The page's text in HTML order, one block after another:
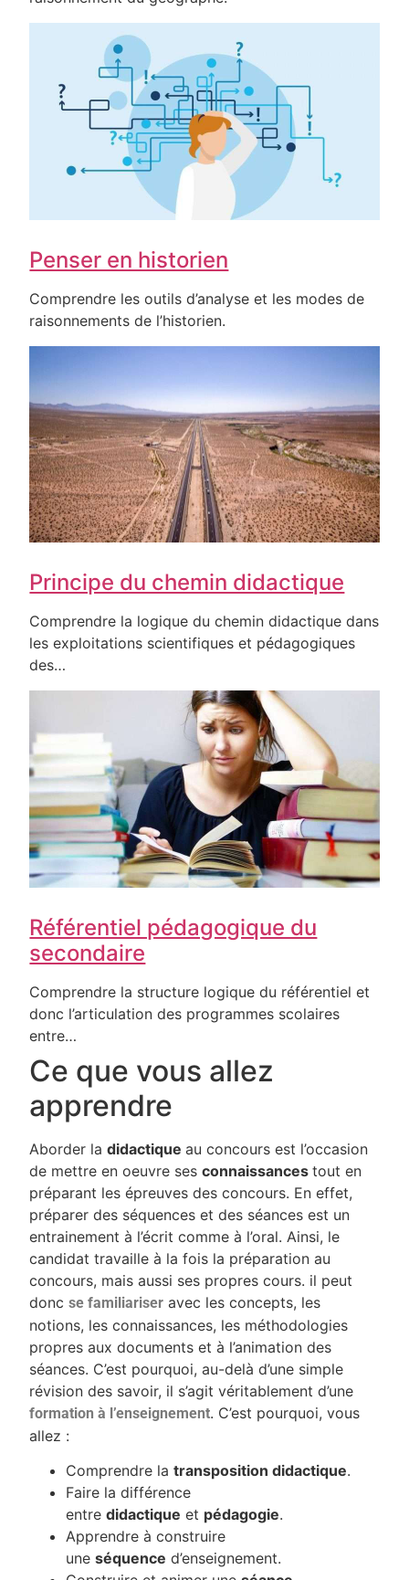
Penser en historien
Comprendre les outils d’analyse et les modes de
raisonnements de l’historien.
Principe du chemin didactique
Comprendre la logique du chemin didactique dans
les exploitations scientifiques et pédagogiques
des…
Référentiel pédagogique du
secondaire
Comprendre la structure logique du référentiel et
donc l’articulation des programmes scolaires
entre…
Ce que vous allez
apprendre
Aborder ladidactiqueau concours est l’occasion
de mettre en oeuvre sesconnaissancestout en
préparant les épreuves des concours. En effet,
préparer des séquences et des séances est un
entrainement à l’écrit comme à l’oral. Ainsi, le
candidat travaille à la fois la préparation au
concours, mais aussi ses propres cours. il peut
doncse familiariser avec les concepts, les
notions, les connaissances, les méthodologies
propres aux documents et à l’animation des
séances. C’est pourquoi, au-delà d’une simple
révision des savoir, il s’agit véritablement d’une
formation à l’enseignement. C’est pourquoi, vous
allez :
Comprendre latransposition didactique.
Faire la différence
entredidactique et pédagogie.
Apprendre à construire
uneséquence d’enseignement.